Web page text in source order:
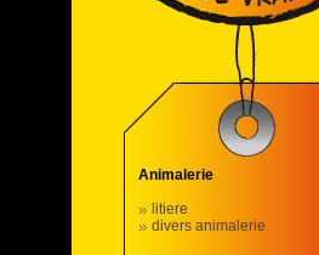
Animalerie
litiere
divers animalerie